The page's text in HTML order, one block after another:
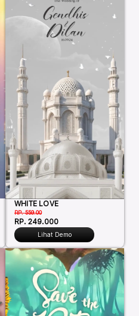
WHITE LOVE
RP. 559.00
RP. 249.000
Lihat Demo